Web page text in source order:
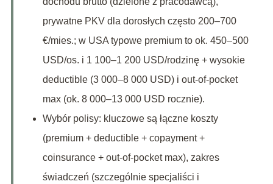
prywatne PKV dla dorosłych często 200–700
€/mies.; w USA typowe premium to ok. 450–500
USD/os. i 1 100–1 200 USD/rodzinę + wysokie
deductible (3 000–8 000 USD) i out-of-pocket
max (ok. 8 000–13 000 USD rocznie).
Wybór polisy: kluczowe są łączne koszty
(premium + deductible + copayment +
coinsurance + out-of-pocket max), zakres
świadczeń (szczególnie specjaliści i